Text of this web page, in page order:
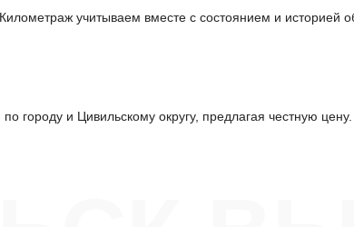
учитываем вместе с состоянием и историей
и Цивильскому округу, предлагая честную цену.